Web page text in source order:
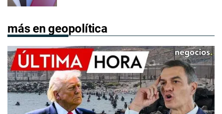
más en geopolítica